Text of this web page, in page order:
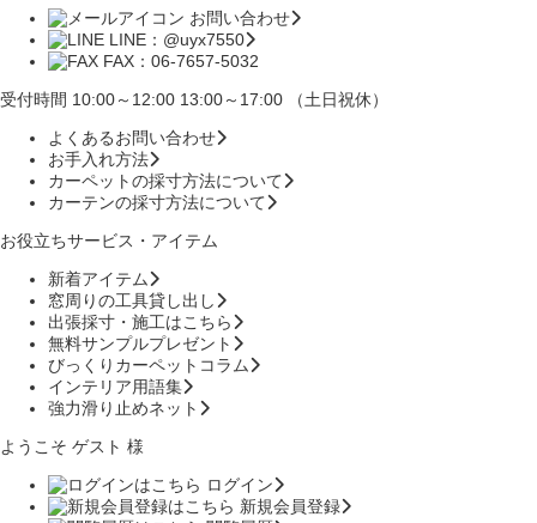
お問い合わせ
LINE：@uyx7550
FAX：06-7657-5032
受付時間 10:00～12:00 13:00～17:00 （土日祝休）
よくあるお問い合わせ
お手入れ方法
カーペットの採寸方法について
カーテンの採寸方法について
お役立ちサービス・アイテム
新着アイテム
窓周りの工具貸し出し
出張採寸・施工はこちら
無料サンプルプレゼント
びっくりカーペットコラム
インテリア用語集
強力滑り止めネット
ようこそ ゲスト 様
ログイン
新規会員登録